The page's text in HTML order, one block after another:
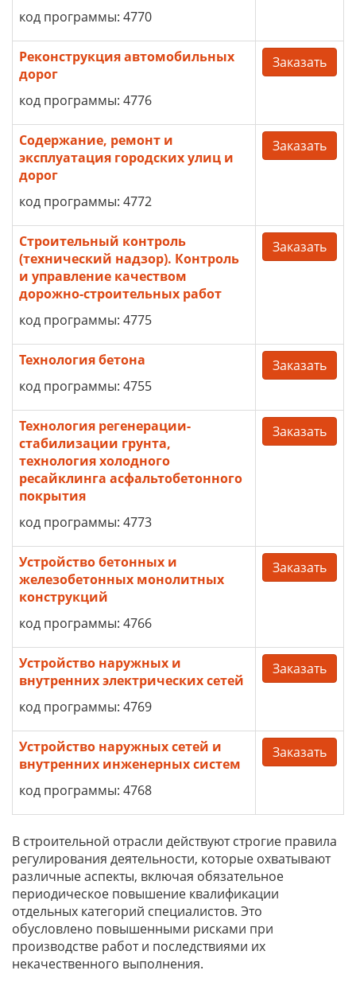
код программы: 4770
Реконструкция автомобильных
дорог
код программы: 4776
Заказать
Содержание, ремонт и
эксплуатация городских улиц и
дорог
код программы: 4772
Заказать
Строительный контроль
(технический надзор). Контроль
и управление качеством
дорожно-строительных работ
код программы: 4775
Заказать
Технология бетона
код программы: 4755
Заказать
Технология регенерации-
стабилизации грунта,
технология холодного
ресайклинга асфальтобетонного
покрытия
код программы: 4773
Заказать
Устройство бетонных и
железобетонных монолитных
конструкций
код программы: 4766
Заказать
Устройство наружных и
внутренних электрических сетей
код программы: 4769
Заказать
Устройство наружных сетей и
внутренних инженерных систем
код программы: 4768
Заказать
В строительной отрасли действуют строгие правила
регулирования деятельности, которые охватывают
различные аспекты, включая обязательное
периодическое повышение квалификации
отдельных категорий специалистов. Это
обусловлено повышенными рисками при
производстве работ и последствиями их
некачественного выполнения.